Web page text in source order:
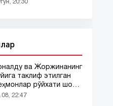
20:30
ва Жоржинанинг
таклиф этилган
рўйхати шов-
22:47